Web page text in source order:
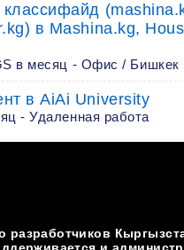
в Mashina.kg,
в месяц - Офис / Бишкек
в AiAi University
- Удаленная работа